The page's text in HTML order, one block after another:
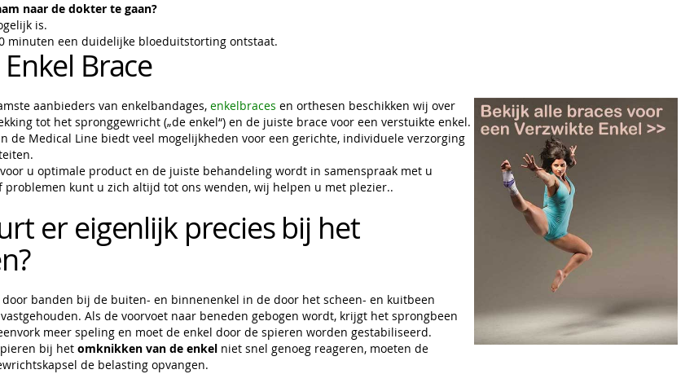
naar de dokter te gaan?
is.
minuten een duidelijke bloeduitstorting ontstaat.
Brace
aanbieders van enkelbandages, enkelbraces en orthesen beschikken wij over
tot het spronggewricht („de enkel“) en de juiste brace voor een verstuikte enkel.
de Medical Line biedt veel mogelijkheden voor een gerichte, individuele verzorging
u optimale product en de juiste behandeling wordt in samenspraak met u
problemen kunt u zich altijd tot ons wenden, wij helpen u met plezier..
er eigenlijk precies bij het
banden bij de buiten- en binnenenkel in de door het scheen- en kuitbeen
Als de voorvoet naar beneden gebogen wordt, krijgt het sprongbeen
meer speling en moet de enkel door de spieren worden gestabiliseerd.
bij het omknikken van de enkel niet snel genoeg reageren, moeten de
de belasting opvangen.